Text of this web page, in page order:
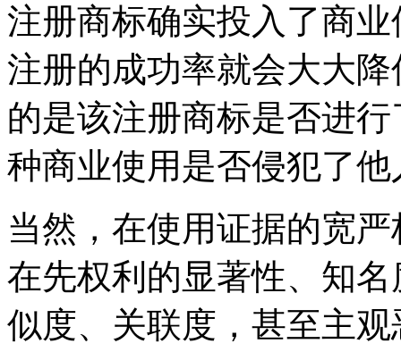
注册商标确实投入了商
注册的成功率就会大大
的是该注册商标是否进
种商业使用是否侵犯了
当然，在使用证据的宽
在先权利的显著性、知
似度、关联度，甚至主